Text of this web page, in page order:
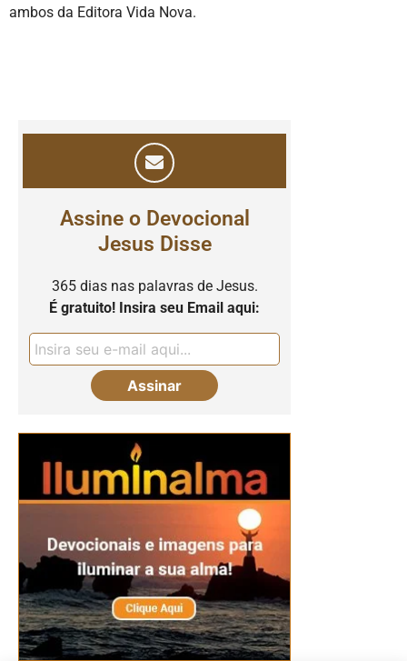
ambos da Editora Vida Nova.
Assine o Devocional
Jesus Disse
365 dias nas palavras de Jesus.
É gratuito! Insira seu Email aqui: